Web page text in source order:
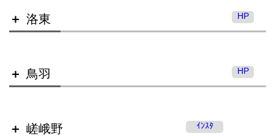
朱雀高等学校（全日制）
洛東 HP
鳥羽 HP
嵯峨野 ｲﾝｽﾀ